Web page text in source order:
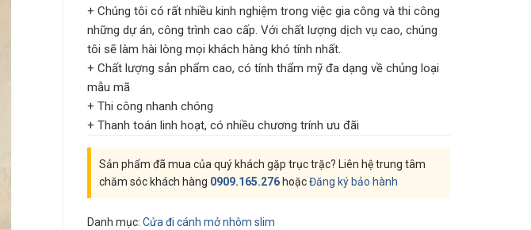
+ Chúng tôi có rất nhiều kinh nghiệm trong việc gia công và thi công
những dự án, công trình cao cấp. Với chất lượng dịch vụ cao, chúng
tôi sẽ làm hài lòng mọi khách hàng khó tính nhất.
+ Chất lượng sản phẩm cao, có tính thẩm mỹ đa dạng về chủng loại
mẫu mã
+ Thi công nhanh chóng
+ Thanh toán linh hoạt, có nhiều chương trính ưu đãi
Sản phẩm đã mua của quý khách gặp trục trặc? Liên hệ trung tâm
chăm sóc khách hàng 0909.165.276 hoặcĐăng ký bảo hành
Danh mục:Cửa đi cánh mở nhôm slim